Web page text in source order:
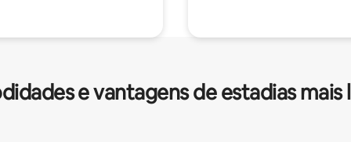
e vantagens de estadias mais